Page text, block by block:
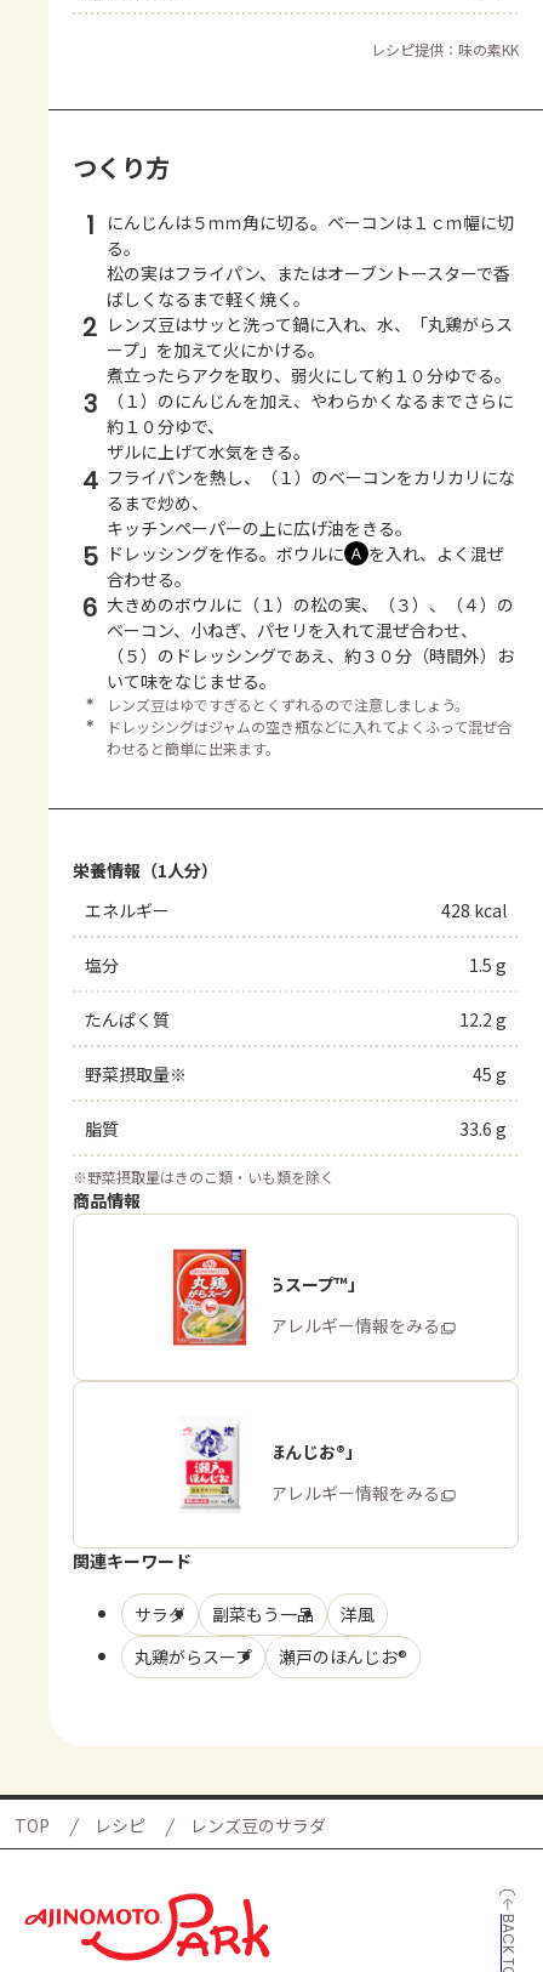
レシピ提供：味の素KK
つくり方
1
にんじんは５ｍｍ角に切る。ベーコンは１ｃｍ幅に切
る。
松の実はフライパン、またはオーブントースターで香
ばしくなるまで軽く焼く。
2 レンズ豆はサッと洗って鍋に入れ、水、「丸鶏がらス
ープ」を加えて火にかける。
煮立ったらアクを取り、弱火にして約１０分ゆでる。
3
（１）のにんじんを加え、やわらかくなるまでさらに
約１０分ゆで、
ザルに上げて水気をきる。
4 フライパンを熱し、（１）のベーコンをカリカリにな
るまで炒め、
キッチンペーパーの上に広げ油をきる。
5 ドレッシングを作る。ボウルに Ａ を入れ、よく混ぜ
合わせる。
6 大きめのボウルに（１）の松の実、（３）、（４）の
ベーコン、小ねぎ、パセリを入れて混ぜ合わせ、
（５）のドレッシングであえ、約３０分（時間外）お
いて味をなじませる。
＊
レンズ豆はゆですぎるとくずれるので注意しましょう。
＊
ドレッシングはジャムの空き瓶などに入れてよくふって混ぜ合
わせると簡単に出来ます。
栄養情報（1人分）
エネルギー
428 kcal
塩分 1.5 g
たんぱく質 12.2 g
野菜摂取量※ 45 g
脂質 33.6 g
※野菜摂取量はきのこ類・いも類を除く
商品情報
「丸鶏がらスープ™」
商品・アレルギー情報をみる
「瀬戸のほんじお®」
商品・アレルギー情報をみる
関連キーワード
サラダ 副菜もう一品
洋風
丸鶏がらスープ
瀬戸のほんじお®
TOP レシピ レンズ豆のサラダ